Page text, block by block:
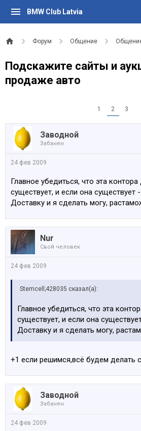
BMW Club Latvia
Форум Общение
Подскажите сайты и
продаже авто
1 2 3
Заводной
Забанен
24 фев 2009
Главное убедиться, что эта контора
существует, и если она существует
Доставку и я сделать могу,
Nur
Свой человек
24 фев 2009
Stemcell;428035 сказал(а):
Главное убедиться, что эта
существует, и если она
Доставку и я сделать могу,
+1 если решимся,всё будем делать
Заводной
Забанен
24 фев 2009